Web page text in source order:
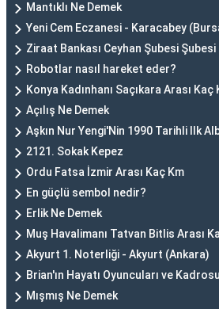
Mantıklı Ne Demek
Yeni Cem Eczanesi - Karacabey
Ziraat Bankası Ceyhan Şubesi Şubesi
Robotlar nasıl hareket eder?
Konya Kadınhanı Saçıkara Arası Kaç
Açılış Ne Demek
Aşkın Nur Yengi'Nin 1990 Tarihli Ilk
2121. Sokak Kepez
Ordu Fatsa İzmir Arası Kaç Km
En güçlü sembol nedir?
Erlik Ne Demek
Muş Havalimanı Tatvan Bitlis Arası
Akyurt 1. Noterliği - Akyurt (Ankara)
Brian'ın Hayatı Oyuncuları ve Kadrosu
Mışmış Ne Demek